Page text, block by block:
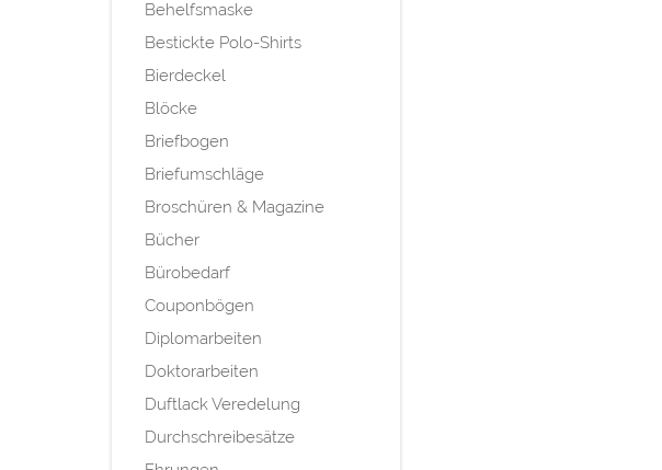
Behelfsmaske
Bestickte Polo-Shirts
Bierdeckel
Blöcke
Briefbogen
Briefumschläge
Broschüren & Magazine
Bücher
Bürobedarf
Couponbögen
Diplomarbeiten
Doktorarbeiten
Duftlack Veredelung
Durchschreibesätze